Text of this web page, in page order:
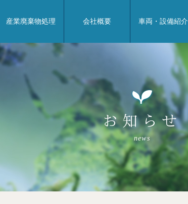
産業廃棄物処理 会社概要 車両・設備紹介
お知らせ
news